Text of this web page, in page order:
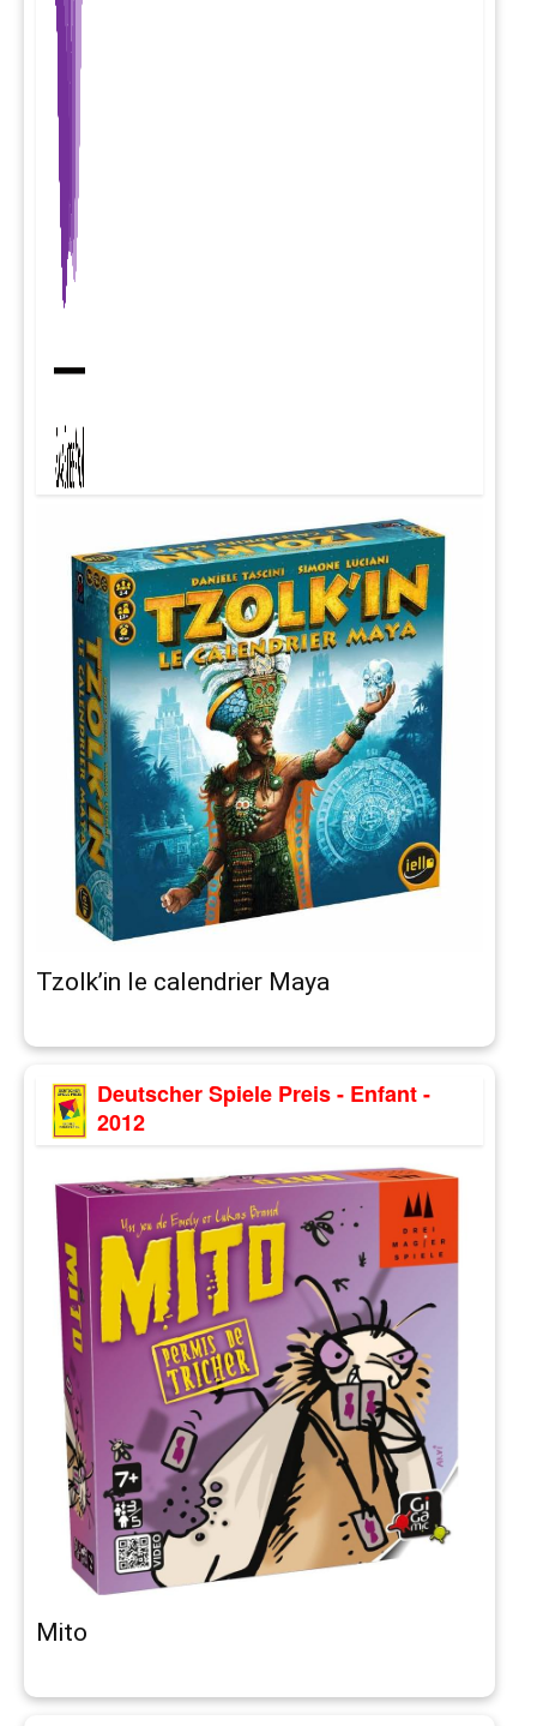
Tzolk’in le calendrier Maya
Deutscher Spiele Preis - Enfant -
2012
Mito